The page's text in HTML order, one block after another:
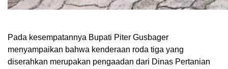
Pada kesempatannya Bupati Piter Gusbager
menyampaikan bahwa kenderaan roda tiga yang
diserahkan merupakan pengaadan dari Dinas Pertanian